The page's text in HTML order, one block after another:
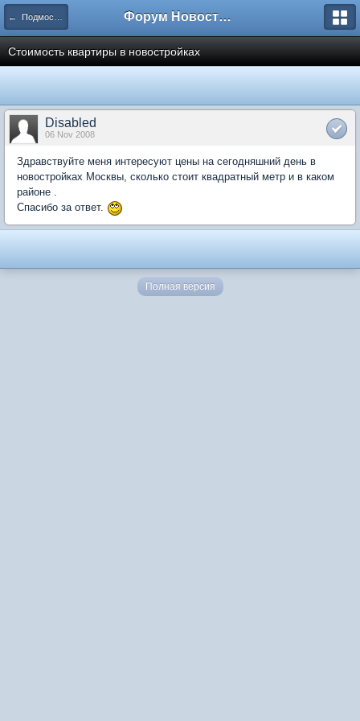
← Подмосковье Форум Новостройки
Стоимость квартиры в новостройках
Disabled
06 Nov 2008
Здравствуйте меня интересуют цены на сегодняшний день в
новостройках Москвы, сколько стоит квадратный метр и в каком
районе .
Спасибо за ответ.
Полная версия